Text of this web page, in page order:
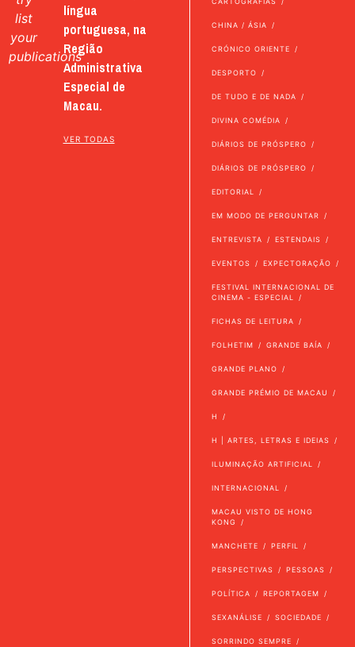
list
your
publications
língua
portuguesa, na
Região
Administrativa
Especial de
Macau.
VER TODAS
CHINA / ÁSIA
CRÓNICO ORIENTE
DESPORTO
DE TUDO E DE NADA
DIVINA COMÉDIA
DIÁRIOS DE PRÓSPERO
DIÁRIOS DE PRÓSPERO
EDITORIAL
EM MODO DE PERGUNTAR
ENTREVISTA ESTENDAIS
EVENTOS EXPECTORAÇÃO
FESTIVAL INTERNACIONAL DE
CINEMA - ESPECIAL
FICHAS DE LEITURA
FOLHETIM GRANDE BAÍA
GRANDE PLANO
GRANDE PRÉMIO DE MACAU
H
H | ARTES, LETRAS E IDEIAS
ILUMINAÇÃO ARTIFICIAL
INTERNACIONAL
MACAU VISTO DE HONG
KONG
MANCHETE PERFIL
PERSPECTIVAS PESSOAS
POLÍTICA REPORTAGEM
SEXANÁLISE SOCIEDADE
SORRINDO SEMPRE